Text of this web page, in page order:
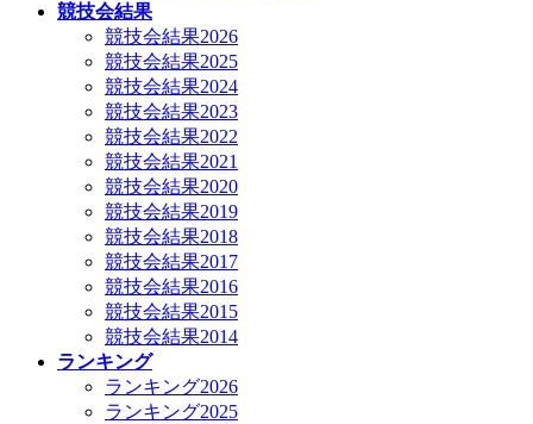
競技会結果
競技会結果2026
競技会結果2025
競技会結果2024
競技会結果2023
競技会結果2022
競技会結果2021
競技会結果2020
競技会結果2019
競技会結果2018
競技会結果2017
競技会結果2016
競技会結果2015
競技会結果2014
ランキング
ランキング2026
ランキング2025